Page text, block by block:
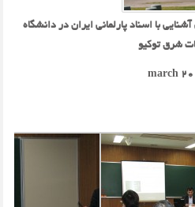
با اسناد پارلمانی ایران در دانشگاه
شرق توکیو
march